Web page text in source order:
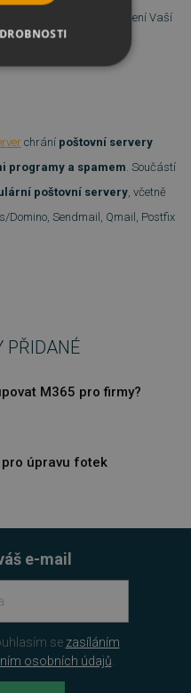
zabezpečení Vaší
chrání poštovní servery
programy a spamem. Součástí
poštovní servery, včetně
Domino, Sendmail, Qmail, Postfix
PŘIDANÉ
M365 pro firmy?
úpravu fotek
e-mail
se zasíláním
osobních údajů
SOUBORY
Soubory cílení
umožňují
jako je
Google LLC
5 měsíců
Cloudflare Inc.
.discordapp.net